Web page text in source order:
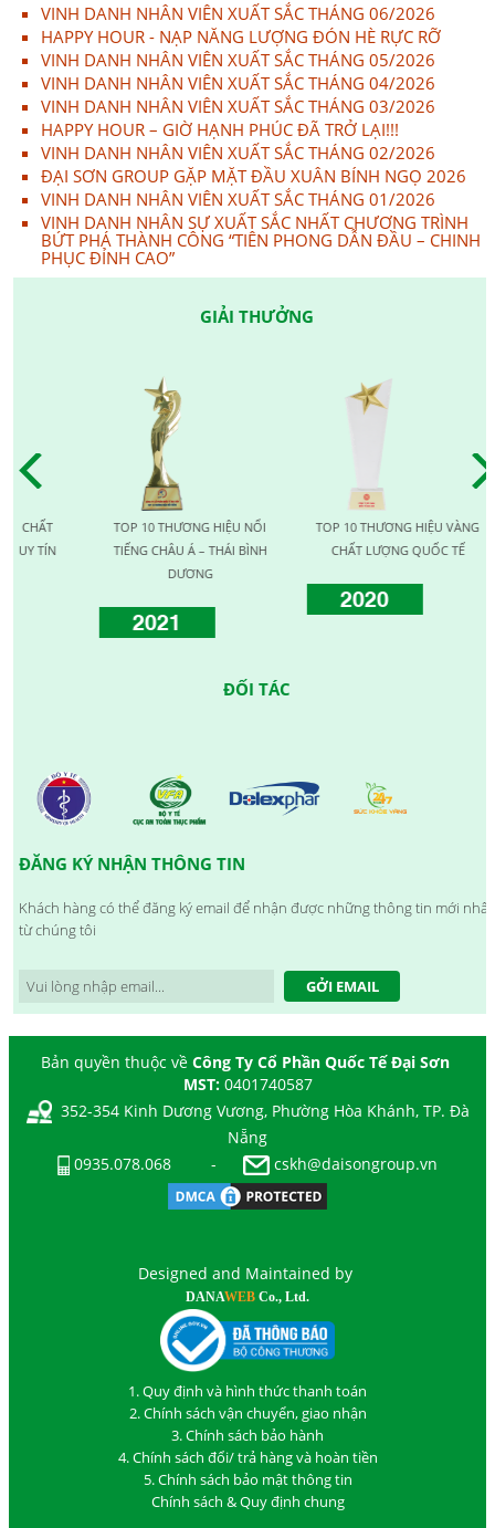
VINH DANH NHÂN VIÊN XUẤT SẮC THÁNG 06/2026
HAPPY HOUR - NẠP NĂNG LƯỢNG ĐÓN HÈ RỰC RỠ
VINH DANH NHÂN VIÊN XUẤT SẮC THÁNG 05/2026
VINH DANH NHÂN VIÊN XUẤT SẮC THÁNG 04/2026
VINH DANH NHÂN VIÊN XUẤT SẮC THÁNG 03/2026
HAPPY HOUR – GIỜ HẠNH PHÚC ĐÃ TRỞ LẠI!!!
VINH DANH NHÂN VIÊN XUẤT SẮC THÁNG 02/2026
ĐẠI SƠN GROUP GẶP MẶT ĐẦU XUÂN BÍNH NGỌ 2026
VINH DANH NHÂN VIÊN XUẤT SẮC THÁNG 01/2026
VINH DANH NHÂN SỰ XUẤT SẮC NHẤT CHƯƠNG TRÌNH
BỨT PHÁ THÀNH CÔNG “TIÊN PHONG DẪN ĐẦU – CHINH
PHỤC ĐỈNH CAO”
GIẢI THƯỞNG
TOP 10 THƯƠNG HIỆU NỔI
TIẾNG CHÂU Á – THÁI BÌNH
TOP 10 THƯƠNG HIỆU VÀNG
CHẤT LƯỢNG QUỐC TẾ
TOP
ĐỐI TÁC
ĐĂNG KÝ NHẬN THÔNG TIN
Khách hàng có thể đăng ký email để nhận được những thông tin mới nhất
từ chúng tôi
GỞI EMAIL
Bản quyền thuộc về Công Ty Cổ Phần Quốc Tế Đại Sơn
MST: 0401740587
352-354 Kinh Dương Vương, Phường Hòa Khánh, TP. Đà
Nẵng
0935.078.068
- cskh@daisongroup.vn
Designed and Maintained by
DANAWEB Co., Ltd.
1. Quy định và hình thức thanh toán
2. Chính sách vận chuyển, giao nhận
3. Chính sách bảo hành
4. Chính sách đổi/ trả hàng và hoàn tiền
5. Chính sách bảo mật thông tin
Chính sách & Quy định chung